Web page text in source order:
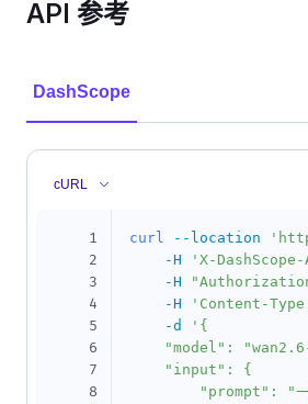
API 参考
DashScope
cURL
1
2
3
4
5
6
7
8
curl --location
-H
'X-
-H
-H
'Content-
-d
'{
"model":
    "input": {
"prompt": "一幅